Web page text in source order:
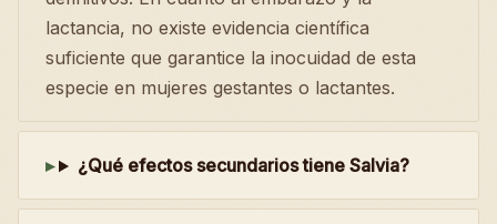
lactancia, no existe evidencia científica
suficiente que garantice la inocuidad de esta
especie en mujeres gestantes o lactantes.
¿Qué efectos secundarios tiene Salvia?